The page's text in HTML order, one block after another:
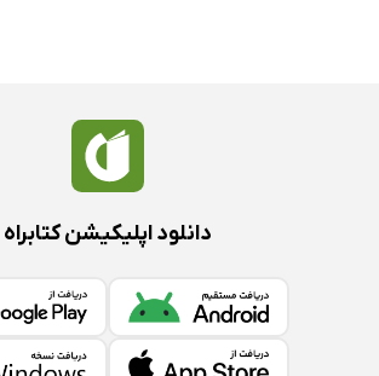
دانلود اپلیکیشن کتابراه